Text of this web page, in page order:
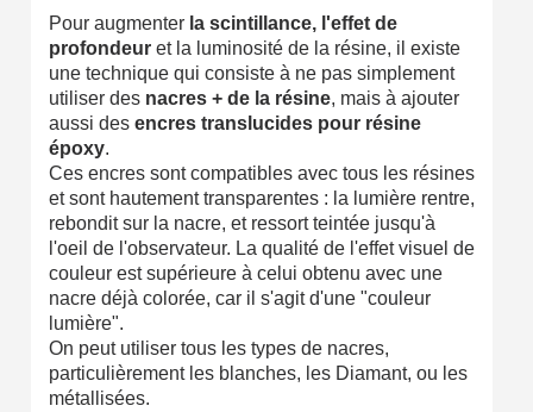
Pour augmenter la scintillance, l'effet de
profondeuret la luminosité de la résine, il existe
une technique qui consiste à ne pas simplement
utiliser des nacres + de la résine, mais à ajouter
aussi des encres translucides pour résine
époxy.
Ces encres sont compatibles avec tous les résines
et sont hautement transparentes : la lumière rentre,
rebondit sur la nacre, et ressort teintée jusqu'à
l'oeil de l'observateur. La qualité de l'effet visuel de
couleur est supérieure à celui obtenu avec une
nacre déjà colorée, car il s'agit d'une "couleur
lumière".
On peut utiliser tous les types de nacres,
particulièrement les blanches, les Diamant, ou les
métallisées.